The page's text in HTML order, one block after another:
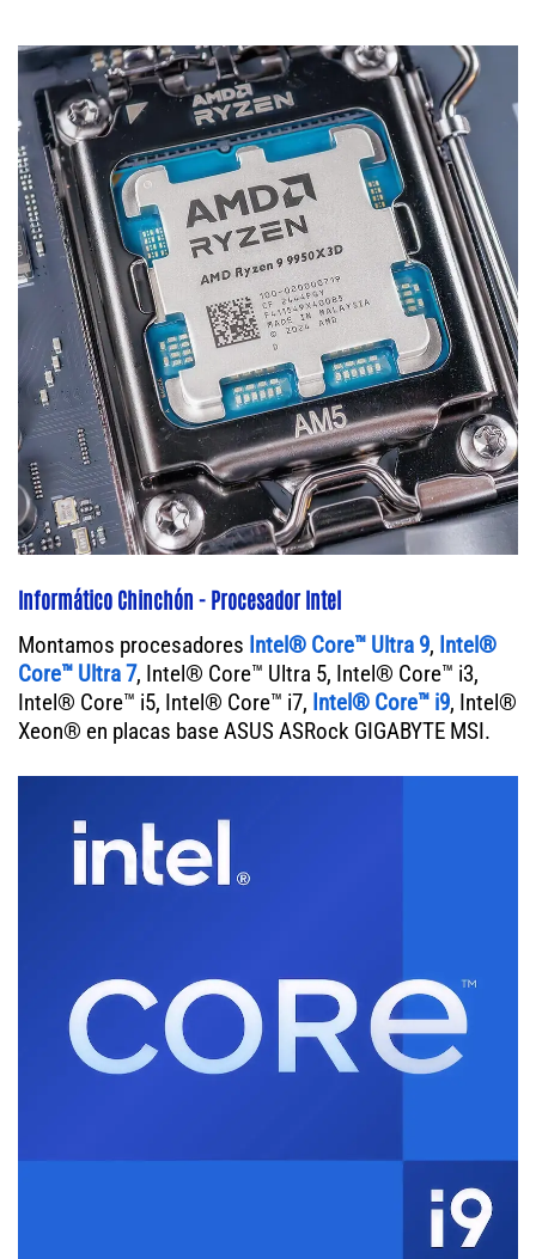
Informático Chinchón - Procesador Intel
Montamos procesadores Intel® Core™ Ultra 9, Intel®
Core™ Ultra 7, Intel® Core™ Ultra 5, Intel® Core™ i3,
Intel® Core™ i5, Intel® Core™ i7, Intel® Core™ i9, Intel®
Xeon® en placas base ASUS ASRock GIGABYTE MSI.